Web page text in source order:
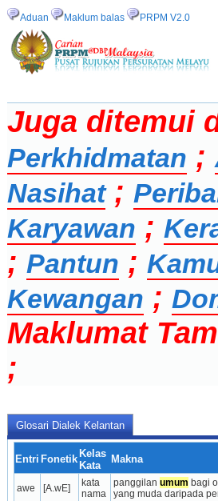
Aduan Maklum balas PRPM V2.0
Juga ditemui
Perkhidmatan ;
Nasihat;
Karyawan ;
; Pantun ;
Kewangan ;
Maklumat
;
Glosari Dialek Kelantan
Entri Fonetik Kelas
Kata
Makna
awe [A.wE]
kata
nama
panggilan umum bagi
yang muda daripada